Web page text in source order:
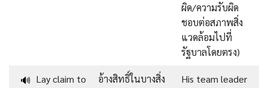
ผิด/ความรับผิด
ชอบต่อสภาพสิ่ง
แวดล้อมไปที่
รัฐบาลโดยตรง)
🔊 Lay claim to
อ้างสิทธิ์ในบางสิ่ง
His team leader